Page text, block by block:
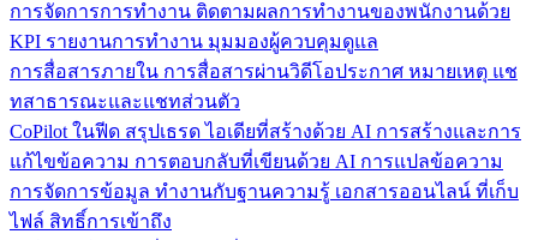
การจัดการการทำงาน ติดตามผลการทำงานของพนักงานด้วย
KPI รายงานการทำงาน มุมมองผู้ควบคุมดูแล
การสื่อสารภายใน การสื่อสารผ่านวิดีโอประกาศ หมายเหตุ แช
ทสาธารณะและแชทส่วนตัว
CoPilot ในฟีด สรุปเธรด ไอเดียที่สร้างด้วย AI การสร้างและการ
แก้ไขข้อความ การตอบกลับที่เขียนด้วย AI การแปลข้อความ
การจัดการข้อมูล ทำงานกับฐานความรู้ เอกสารออนไลน์ ที่เก็บ
ไฟล์ สิทธิ์การเข้าถึง